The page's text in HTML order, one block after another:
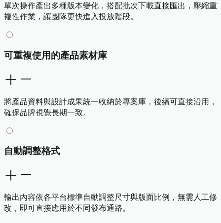
單次操作產出多種版本變化，搭配批次下載直接匯出，壓縮重
複性作業，讓團隊更快進入投放階段。
可重複使用的產品素材庫
將產品資料與設計成果統一收納於專案庫，後續可直接沿用，
確保品牌視覺長期一致。
自動調整格式
輸出內容依各平台標準自動調整尺寸與版面比例，無需人工修
改，即可直接應用於不同發布通路。